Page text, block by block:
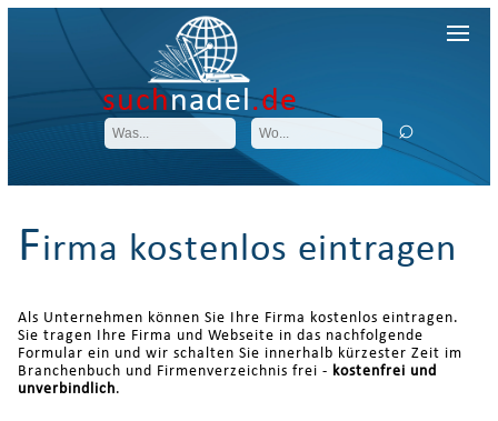
suchnadel.de
Firma kostenlos eintragen
Als Unternehmen können Sie Ihre Firma kostenlos eintragen.
Sie tragen Ihre Firma und Webseite in das nachfolgende
Formular ein und wir schalten Sie innerhalb kürzester Zeit im
Branchenbuch und Firmenverzeichnis frei - kostenfrei und
unverbindlich.